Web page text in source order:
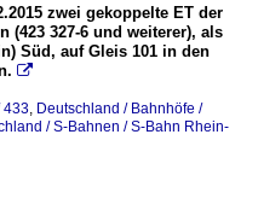
zwei gekoppelte ET der
(423 327-6 und weiterer), als
Süd, auf Gleis 101 in den

433, Deutschland / Bahnhöfe /
/ S-Bahnen / S-Bahn Rhein-